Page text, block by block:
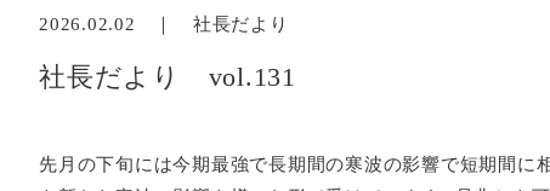
2026.02.02 ｜ 社長だより
社長だより vol.131
先月の下旬には今期最強で長期間の寒波の影響で短期間に